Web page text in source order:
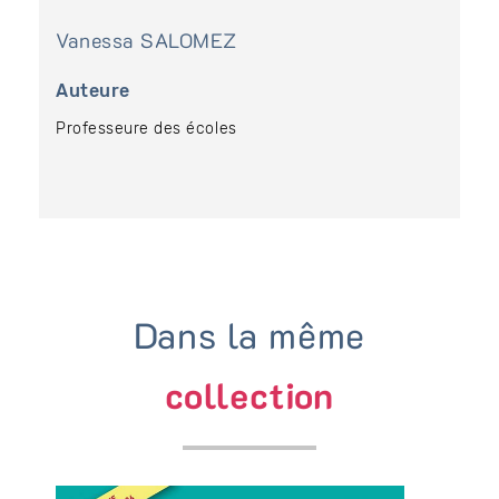
Vanessa SALOMEZ
Auteure
Professeure des écoles
Dans la même
collection